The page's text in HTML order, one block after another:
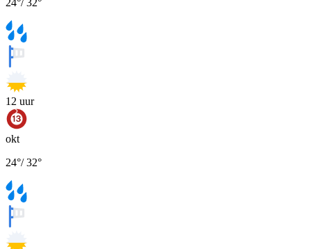
12 uur
okt
24°/32°